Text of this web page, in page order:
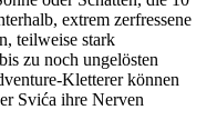
extrem zerfressene
teilweise stark
zu noch ungelösten
Kletterer können
Svića ihre Nerven